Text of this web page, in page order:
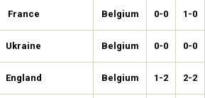
France Belgium 0-0 1-0
Ukraine Belgium 0-0 0-0
England Belgium 1-2 2-2